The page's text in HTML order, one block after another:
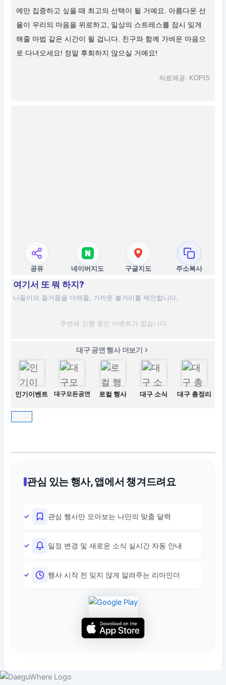
에만 집중하고 싶을 때 최고의 선택이 될 거예요. 아름다운 선
율이 우리의 마음을 위로하고, 일상의 스트레스를 잠시 잊게
해줄 마법 같은 시간이 될 겁니다. 친구와 함께 가벼운 마음으
로 다녀오세요! 정말 후회하지 않으실 거예요!
자료제공: KOPIS
공유 네이버지도 구글지도 주소복사
여기서 또 뭐 하지?
나들이의 즐거움을 더해줄, 가까운 볼거리를 제안합니다.
주변에 진행 중인 이벤트가 없습니다
대구 공연 행사 더보기
인기이벤트 대구모든공연 로컬 행사 대구 소식 대구 총정리
관심 있는 행사, 앱에서 챙겨드려요
관심 행사만 모아보는 나만의 맞춤 달력
일정 변경 및 새로운 소식 실시간 자동 안내
행사 시작 전 잊지 않게 알려주는 리마인더